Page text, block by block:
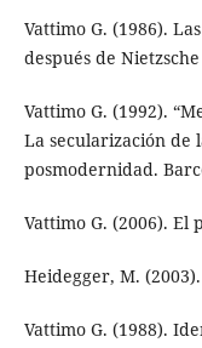
Vattimo G. (1986).
después de
Vattimo G. (1992).
La secularización de
posmodernidad.
Vattimo G. (2006). El
Heidegger, M.
Vattimo G. (1988).